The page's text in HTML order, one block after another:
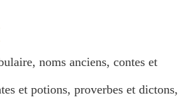
noms anciens, contes et
et potions, proverbes et dictons,